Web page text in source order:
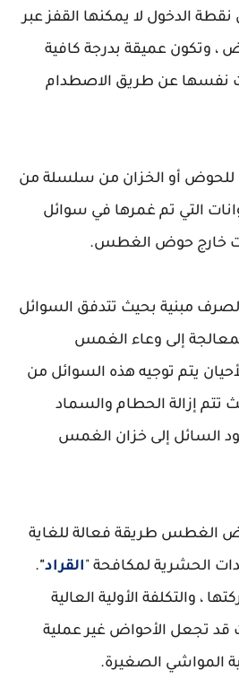
نقطة الدخول لا يمكنها القفز عبر
، وتكون عميقة بدرجة كافية
نفسها عن طريق الاصطدام
للحوض أو الخزان من سلسلة من
التي تم غمرها في سوائل
خارج حوض الغطس.
مبنية بحيث تتدفق السوائل
إلى وعاء الغمس
يتم توجيه هذه السوائل من
إزالة الحطام والسماد
السائل إلى خزان الغمس
الغطس طريقة فعالة للغاية
الحشرية لمكافحة "القراد"
.
، والتكلفة الأولية العالية
قد تجعل الأحواض غير عملية
المواشي الصغيرة.